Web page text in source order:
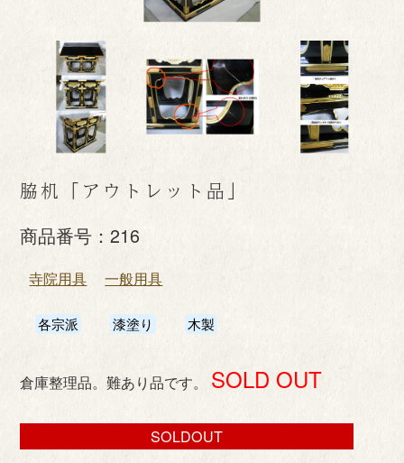
脇机「アウトレット品」
商品番号：216
寺院用具 一般用具
各宗派 漆塗り 木製
倉庫整理品。難あり品です。 SOLD OUT
SOLDOUT